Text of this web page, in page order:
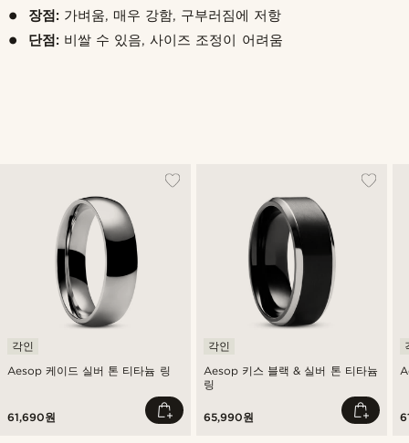
장점: 가벼움, 매우 강함, 구부러짐에 저항
단점: 비쌀 수 있음, 사이즈 조정이 어려움
Aesop 케이드 실버 톤 티타늄 링
각인
61,690원
Aesop 키스 블랙 & 실버 톤 티타늄
링
각인
65,990원